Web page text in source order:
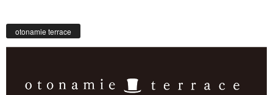
otonamie terrace